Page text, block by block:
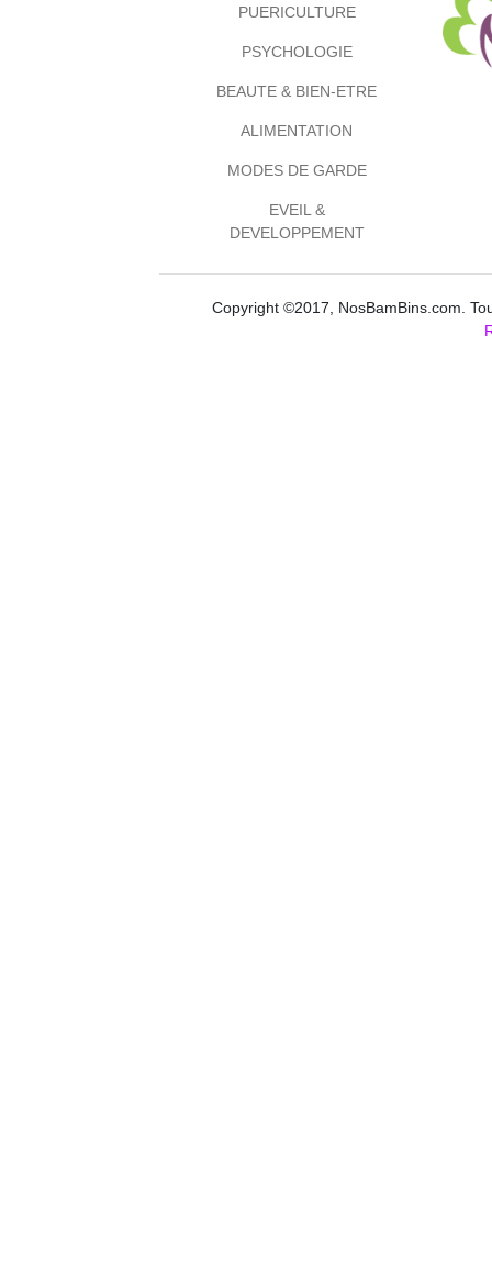
PUERICULTURE
PSYCHOLOGIE
BEAUTE & BIEN-ETRE
ALIMENTATION
MODES DE GARDE
EVEIL &
DEVELOPPEMENT
Copyright ©2017, NosBamBins.com.